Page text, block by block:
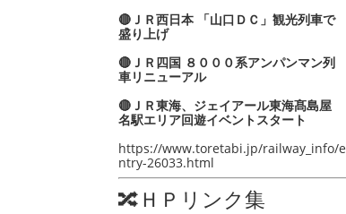
🔴ＪＲ西日本 「山口ＤＣ」観光列車で
盛り上げ
🔴ＪＲ四国 ８０００系アンパンマン列
車リニューアル
🔴ＪＲ東海、ジェイアール東海髙島屋
名駅エリア回遊イベントスタート
https://www.toretabi.jp/railway_info/e
ntry-26033.html
🔀ＨＰリンク集